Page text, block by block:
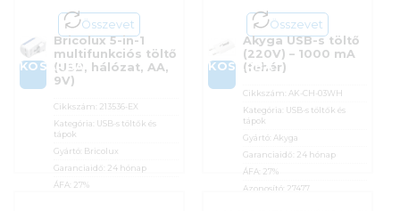
Összevet
KOSÁRBA
Bricolux 5-in-1
multifunkciós töltő
(USB, hálózat, AA,
9V)
Cikkszám: 213536-EX
Kategória: USB-s töltők és
tápok
Gyártó: Bricolux
Garanciaidő: 24 hónap
ÁFA: 27%
Összevet
KOSÁRBA
Akyga USB-s töltő
(220V) – 1000 mA
(fehér)
Cikkszám: AK-CH-03WH
Kategória: USB-s töltők és
tápok
Gyártó: Akyga
Garanciaidő: 24 hónap
ÁFA: 27%
Azonosító: 27477